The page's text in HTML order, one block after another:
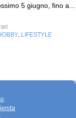
5 giugno, fino a...
LIFESTYLE